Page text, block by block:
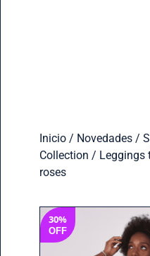
Inicio/ Novedades/
Collection / Leggings
roses
30%
OFF